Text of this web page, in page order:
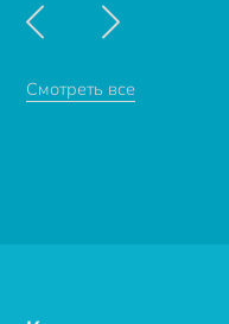
Смотреть все